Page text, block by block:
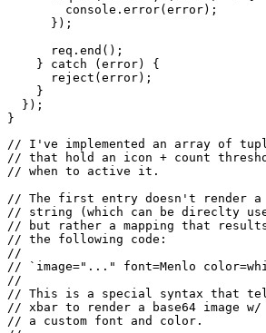
// for the base64-image.
const stepIcons = [
  [5, "💫"],
  [10, "⭐️"],
  [50, "🌟"],
  [100, "⚡️"],
  [500, "💥"],
// Actually rendering stuff in xbar
// is super simple - just output it
// with console.log(...).
//
// As you'll see, '---' define
// separator. The first log-call
// gets rendered as acutal menu
const linksMenu = [
  "---",
`🔮 Open dashboard |
`🔥 Made by flaming.codes |
];